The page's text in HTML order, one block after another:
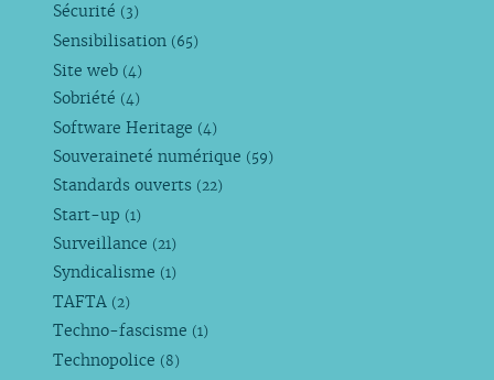
Sécurité (3)
Sensibilisation (65)
Site web (4)
Sobriété (4)
Software Heritage (4)
Souveraineté numérique (59)
Standards ouverts (22)
Start-up (1)
Surveillance (21)
Syndicalisme (1)
TAFTA (2)
Techno-fascisme (1)
Technopolice (8)